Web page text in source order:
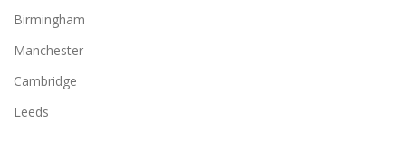
Birmingham
Manchester
Cambridge
Leeds